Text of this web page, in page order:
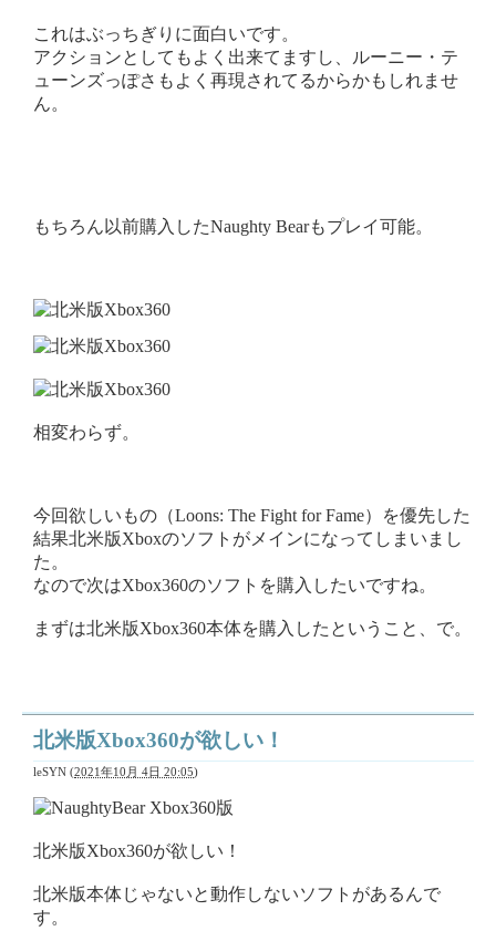
これはぶっちぎりに面白いです。
アクションとしてもよく出来てますし、ルーニー・テ
ューンズっぽさもよく再現されてるからかもしれませ
ん。
もちろん以前購入したNaughty Bearもプレイ可能。
相変わらず。
今回欲しいもの（Loons: The Fight for Fame）を優先した
結果北米版Xboxのソフトがメインになってしまいまし
た。
なので次はXbox360のソフトを購入したいですね。
まずは北米版Xbox360本体を購入したということ、で。
北米版Xbox360が欲しい！
leSYN (2021年10月 4日 20:05)
北米版Xbox360が欲しい！
北米版本体じゃないと動作しないソフトがあるんで
す。